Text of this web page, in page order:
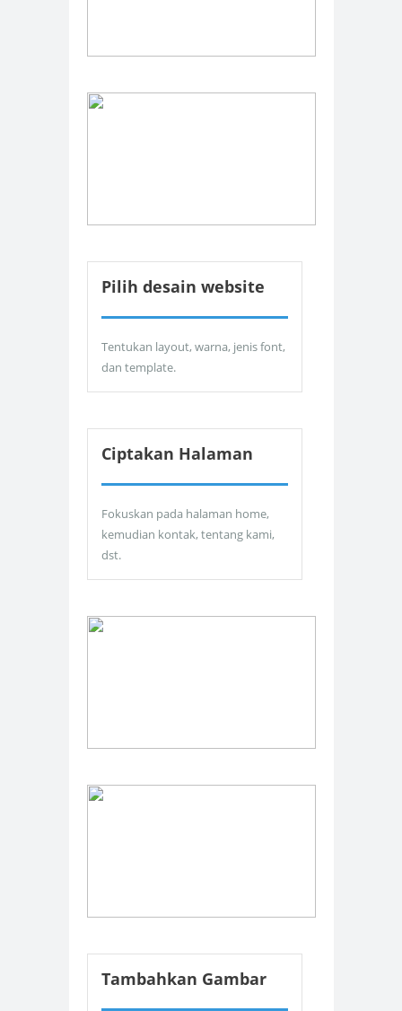
Pilih desain website
Tentukan layout, warna, jenis font,
dan template.
Ciptakan Halaman
Fokuskan pada halaman home,
kemudian kontak, tentang kami,
dst.
Tambahkan Gambar